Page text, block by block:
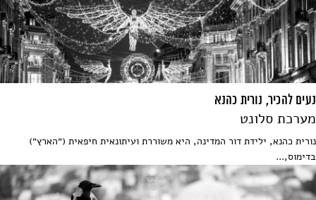
נעים להכיר, נורית כהנא
מערכת סלונט
נורית כהנא, ילידת דור המדינה, היא משוררת ועיתונאית חיפאית (״הארץ״)
בדימוס,...